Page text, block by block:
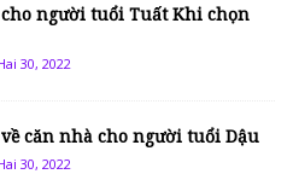
người tuổi Tuất Khi chọn
30, 2022
căn nhà cho người tuổi Dậu
30, 2022